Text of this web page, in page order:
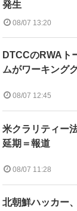
発生
08/07 13:20
DTCCのRWAト
ムがワーキング
08/07 12:45
米クラリティー
延期＝報道
08/07 11:28
北朝鮮ハッカー